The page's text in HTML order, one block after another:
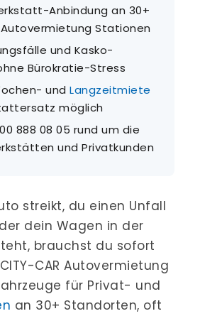
Anbindung an 30+
Autovermietung Stationen
und Kasko-
Bürokratie-Stress
und Langzeitmiete
möglich
888 08 05 rund um die
und Privatkunden
streikt, du einen Unfall
dein Wagen in der
brauchst du sofort
CAR Autovermietung
für Privat- und
an 30+ Standorten, oft